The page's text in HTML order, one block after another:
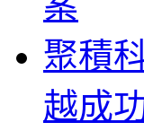
聚積
越成